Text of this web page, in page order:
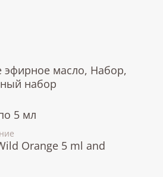
эфирное масло, Набор,
набор
5 мл
Orange 5 ml and